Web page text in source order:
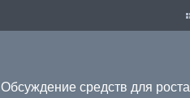
Обсуждение средств для